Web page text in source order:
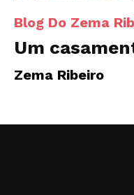
Blog Do Zema
Um
Zema Ribeiro